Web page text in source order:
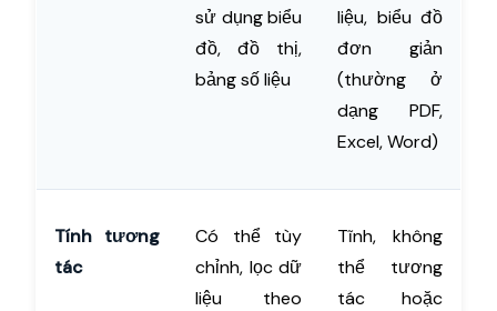
sử dụng biểu
đồ, đồ thị,
bảng số liệu
liệu, biểu đồ
đơn giản
(thường ở
dạng PDF,
Excel, Word)
Tính tương
tác
Có thể tùy
chỉnh, lọc dữ
liệu theo
Tĩnh, không
thể tương
tác hoặc